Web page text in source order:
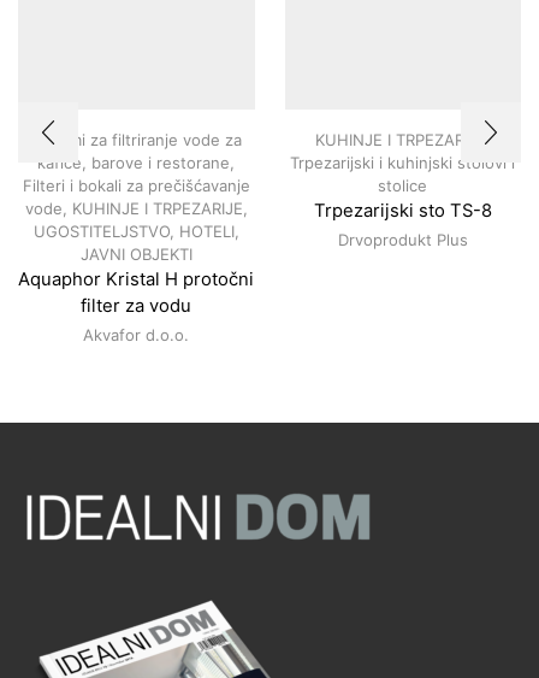
Sistemi za filtriranje vode za
kafiće, barove i restorane
Filteri i bokali za prečišćavanje
vode
KUHINJE I TRPEZARIJE
UGOSTITELJSTVO, HOTELI,
JAVNI OBJEKTI
Aquaphor Kristal H protočni
filter za vodu
Akvafor d.o.o.
KUHINJE I TRPEZARIJE,
Trpezarijski i kuhinjski stolovi i
stolice
Trpezarijski sto TS-8
Drvoprodukt Plus